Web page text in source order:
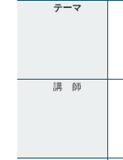
テーマ
講 師